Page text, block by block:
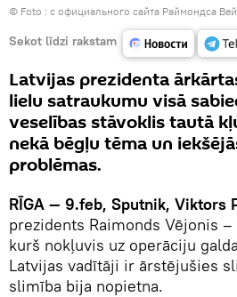
© Foto : с официального сайта Раймондса
Sekot līdzi rakstam
Latvijas prezidenta
lielu satraukumu visā
veselības stāvoklis tautā
nekā bēgļu tēma un
problēmas.
RĪGA — 9.feb, Sputnik, Viktors
prezidents Raimonds Vējonis
kurš nokļuvis uz operāciju
Latvijas vadītāji ir ārstējušies
slimība bija nopietna.